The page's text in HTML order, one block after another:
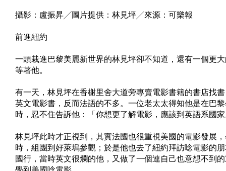
攝影：盧振昇╱圖片提供：林見坪╱來源：可樂報
前進紐約
一頭栽進巴黎美麗新世界的林見坪卻不知道，還有一個更
等著他。
有一天，林見坪在香榭里舍大道旁專賣電影書籍的書店找
英文電影書，反而法語的不多。一位老太太得知他是在巴
時，忍不住告訴他：「你想更了解電影，應該到英語系國
林見坪此時才正視到，其實法國也很重視美國的電影發展
時，組團到好萊塢參觀；於是他也去了紐約拜訪唸電影的
國行，當時英文很爛的他，又做了一個連自己也意想不到